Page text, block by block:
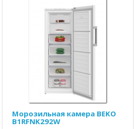
Морозильная камера BEKO
B1RFNK292W